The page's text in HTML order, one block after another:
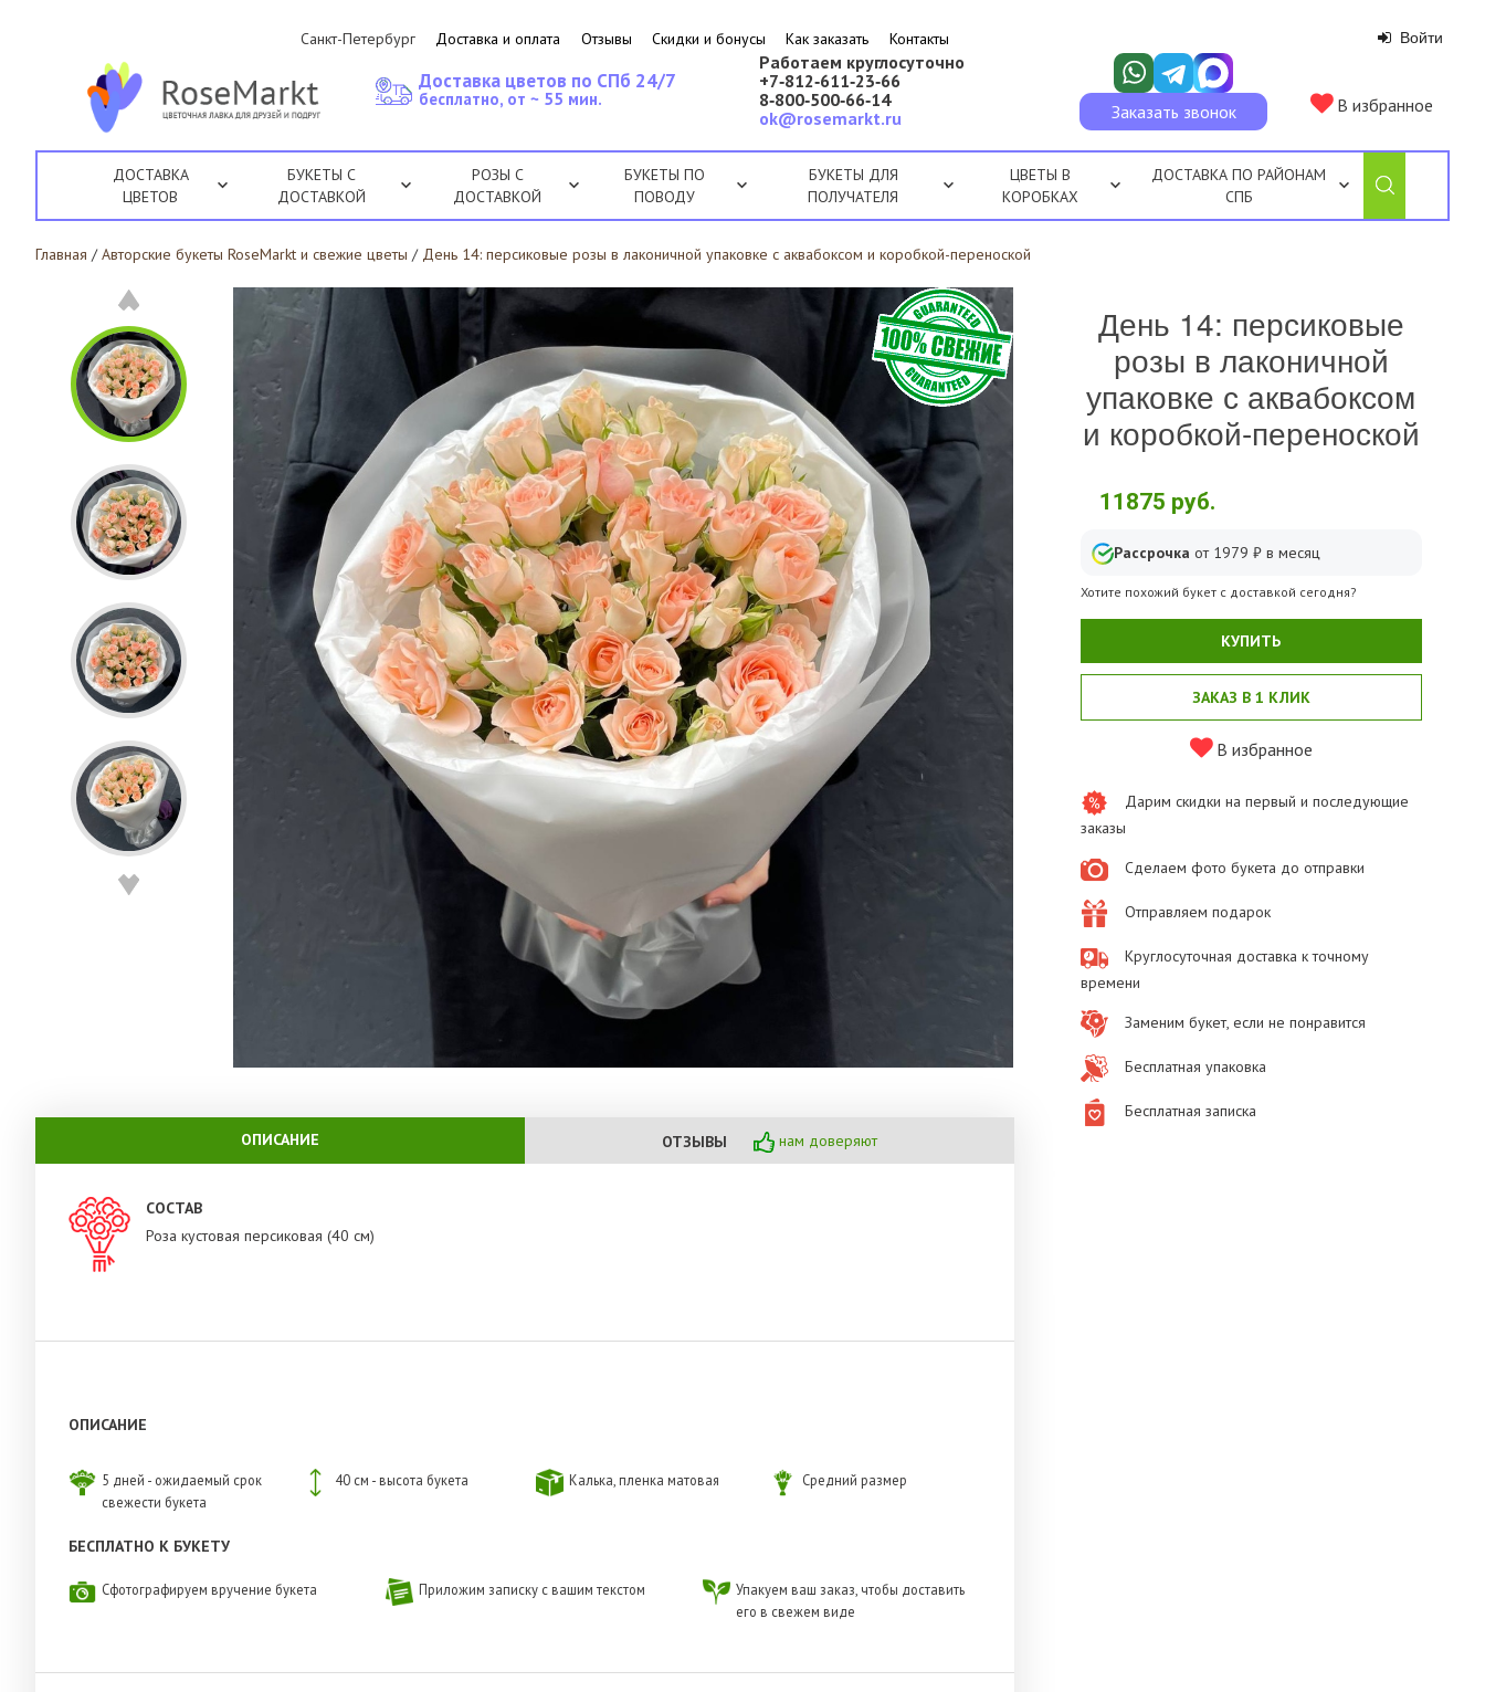
Санкт-Петербург Доставка и оплата Отзывы Скидки и бонусы Как заказать Контакты Войти
Работаем круглосуточно
+7‑812‑611‑23‑66
8‑800‑500‑66‑14
ok@rosemarkt.ru
Заказать звонок В избранное
Доставка цветов по СПб 24/7
бесплатно, от ~ 55 мин.
ДОСТАВКА
ЦВЕТОВ
БУКЕТЫ С
ДОСТАВКОЙ
РОЗЫ С
ДОСТАВКОЙ
БУКЕТЫ ПО
ПОВОДУ
БУКЕТЫ ДЛЯ
ПОЛУЧАТЕЛЯ
ЦВЕТЫ В
КОРОБКАХ
ДОСТАВКА ПО РАЙОНАМ
СПБ
Главная / Авторские букеты RoseMarkt и свежие цветы / День 14: персиковые розы в лаконичной упаковке с аквабоксом и коробкой-переноской
ОПИСАНИЕ ОТЗЫВЫ нам доверяют
СОСТАВ
Роза кустовая персиковая (40 см)
ОПИСАНИЕ
5 дней - ожидаемый срок
свежести букета
40 см - высота букета Калька, пленка матовая Средний размер
БЕСПЛАТНО К БУКЕТУ
Сфотографируем вручение букета Приложим записку с вашим текстом
Упакуем ваш заказ, чтобы доставить
его в свежем виде
День 14: персиковые
розы в лаконичной
упаковке с аквабоксом
и коробкой-переноской
11875 руб.
Рассрочка от 1979 ₽ в месяц
Хотите похожий букет с доставкой сегодня?
КУПИТЬ
ЗАКАЗ В 1 КЛИК
В избранное
Дарим скидки на первый и последующие
заказы
Сделаем фото букета до отправки
Отправляем подарок
Круглосуточная доставка к точному
времени
Заменим букет, если не понравится
Бесплатная упаковка
Бесплатная записка